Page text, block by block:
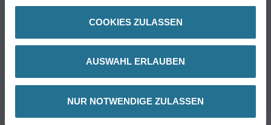
COOKIES ZULASSEN
AUSWAHL ERLAUBEN
NUR NOTWENDIGE ZULASSEN
Wand- & Deckenbeläge
Werkzeug & Maschinen
Verbrauchsmaterialien
CMS Gruppe
Aktuelles